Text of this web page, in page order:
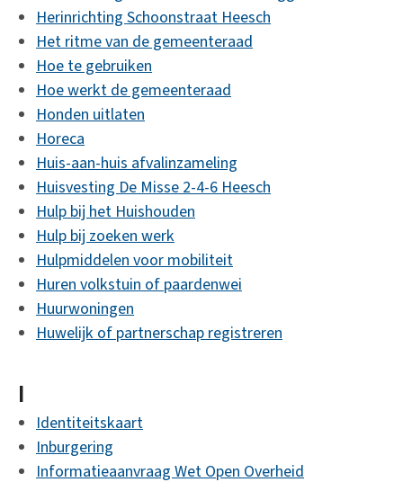
Herinrichting Schoonstraat Heesch
Het ritme van de gemeenteraad
Hoe te gebruiken
Hoe werkt de gemeenteraad
Honden uitlaten
Horeca
Huis-aan-huis afvalinzameling
Huisvesting De Misse 2-4-6 Heesch
Hulp bij het Huishouden
Hulp bij zoeken werk
Hulpmiddelen voor mobiliteit
Huren volkstuin of paardenwei
Huurwoningen
Huwelijk of partnerschap registreren
I
Identiteitskaart
Inburgering
Informatieaanvraag Wet Open Overheid